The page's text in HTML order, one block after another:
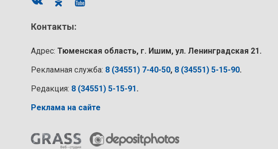
Контакты:
Адрес: Тюменская область, г. Ишим, ул. Ленинградская 21.
Рекламная служба: 8 (34551) 7-40-50, 8 (34551) 5-15-90.
Редакция: 8 (34551) 5-15-91.
Реклама на сайте